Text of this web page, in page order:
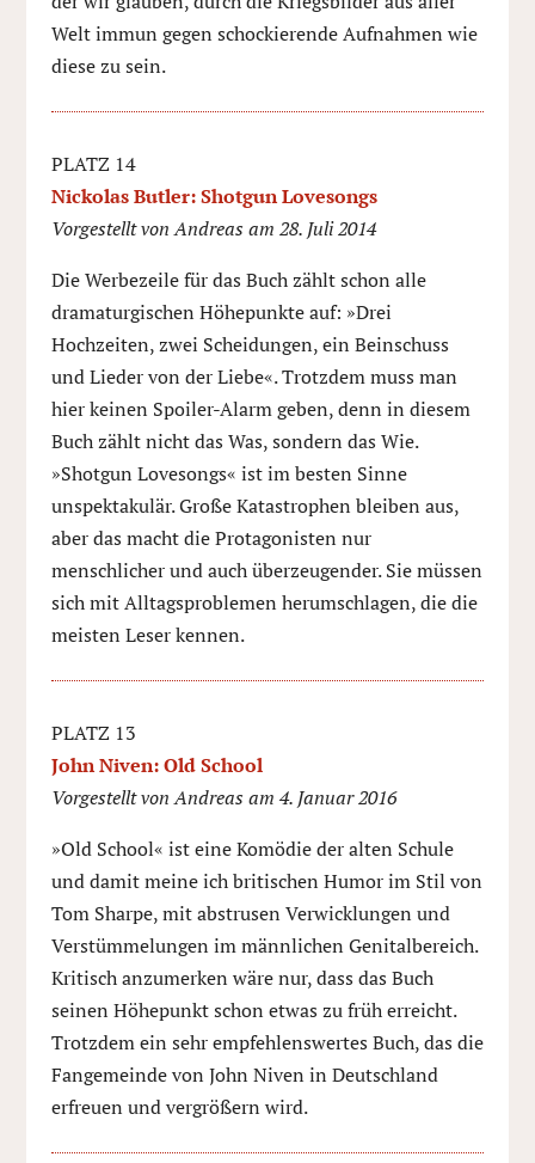
Welt immun gegen schockierende Aufnahmen wie
diese zu sein.
PLATZ 14
Nickolas Butler: Shotgun Lovesongs
Vorgestellt von Andreas am 28. Juli 2014
Die Werbezeile für das Buch zählt schon alle
dramaturgischen Höhepunkte auf: »Drei
Hochzeiten, zwei Scheidungen, ein Beinschuss
und Lieder von der Liebe«. Trotzdem muss man
hier keinen Spoiler-Alarm geben, denn in diesem
Buch zählt nicht das Was, sondern das Wie.
»Shotgun Lovesongs« ist im besten Sinne
unspektakulär. Große Katastrophen bleiben aus,
aber das macht die Protagonisten nur
menschlicher und auch überzeugender. Sie müssen
sich mit Alltagsproblemen herumschlagen, die die
meisten Leser kennen.
PLATZ 13
John Niven: Old School
Vorgestellt von Andreas am 4. Januar 2016
»Old School« ist eine Komödie der alten Schule
und damit meine ich britischen Humor im Stil von
Tom Sharpe, mit abstrusen Verwicklungen und
Verstümmelungen im männlichen Genitalbereich.
Kritisch anzumerken wäre nur, dass das Buch
seinen Höhepunkt schon etwas zu früh erreicht.
Trotzdem ein sehr empfehlenswertes Buch, das die
Fangemeinde von John Niven in Deutschland
erfreuen und vergrößern wird.